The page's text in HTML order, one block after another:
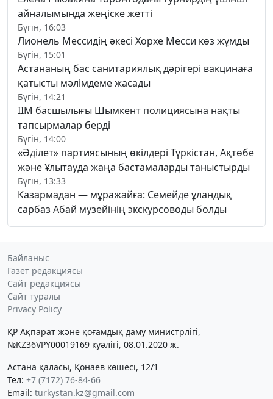
айналымында жеңіске жетті
Бүгін, 16:03
Лионель Мессидің әкесі Хорхе Месси көз жұмды
Бүгін, 15:01
Астананың бас санитариялық дәрігері вакцинаға
қатысты мәлімдеме жасады
Бүгін, 14:21
ІІМ басшылығы Шымкент полициясына нақты
тапсырмалар берді
Бүгін, 14:00
«Әділет» партиясының өкілдері Түркістан, Ақтөбе
және Ұлытауда жаңа бастамаларды таныстырды
Бүгін, 13:33
Казармадан — мұражайға: Семейде ұландық
сарбаз Абай музейінің экскурсоводы болды
Байланыс
Газет редакциясы
Сайт редакциясы
Сайт туралы
Privacy Policy
ҚР Ақпарат және қоғамдық даму министрлігі,
№KZ36VPY00019169 куәлігі, 08.01.2020 ж.
Астана қаласы, Қонаев көшесі, 12/1
Тел: +7 (7172) 76-84-66
Email: turkystan.kz@gmail.com